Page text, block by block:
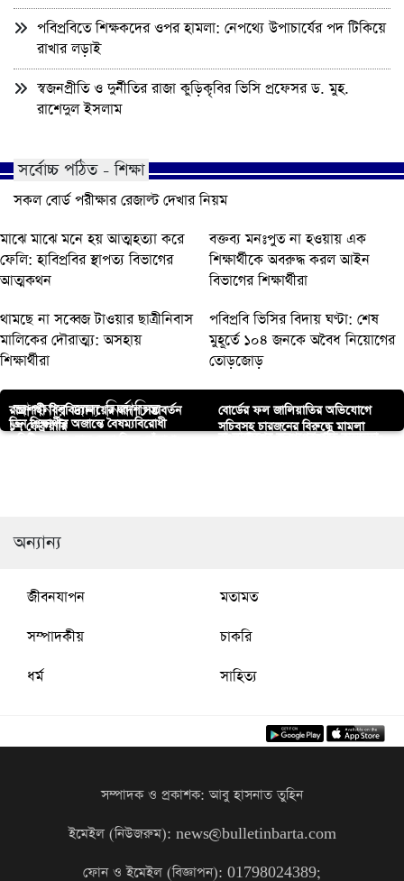
পবিপ্রবিতে শিক্ষকদের ওপর হামলা: নেপথ্যে উপাচার্যের পদ টিকিয়ে
রাখার লড়াই
স্বজনপ্রীতি ও দুর্নীতির রাজা কুড়িকৃবির ভিসি প্রফেসর ড. মুহ.
রাশেদুল ইসলাম
সর্বোচ্চ পঠিত - শিক্ষা
সকল বোর্ড পরীক্ষার রেজাল্ট দেখার নিয়ম
মাঝে মাঝে মনে হয় আত্মহত্যা করে
ফেলি: হাবিপ্রবির স্থাপত্য বিভাগের
আত্মকথন
বক্তব্য মনঃপুত না হওয়ায় এক
শিক্ষার্থীকে অবরুদ্ধ করল আইন
বিভাগের শিক্ষার্থীরা
থামছে না সব্বেজ টাওয়ার ছাত্রীনিবাস
মালিকের দৌরাত্ম্য: অসহায়
শিক্ষার্থীরা
পবিপ্রবি ভিসির বিদায় ঘণ্টা: শেষ
মুহূর্তে ১০৪ জনকে অবৈধ নিয়োগের
তোড়জোড়
আপনার জন্য নির্বাচিত
রাজশাহী বিশ্ববিদ্যালয়ের দ্বাদশ সমাবর্তন
১৭ ফেব্রুয়ারি
বোর্ডের ফল জালিয়াতির অভিযোগে
সচিবসহ চারজনের বিরুদ্ধে মামলা
তিন শিক্ষার্থীর অজান্তে বৈষম্যবিরোধী
বাংলাদেশের জনগণের প্রতি কৃতজ্ঞতা
অন্যান্য
জীবনযাপন
মতামত
সম্পাদকীয়
চাকরি
ধর্ম
সাহিত্য
সম্পাদক ও প্রকাশক: আবু হাসনাত তুহিন
ইমেইল (নিউজরুম): news@bulletinbarta.com
ফোন ও ইমেইল (বিজ্ঞাপন): 01798024389;